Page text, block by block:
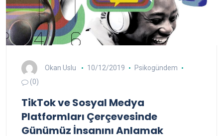
Okan Uslu 10/12/2019
Psikogündem
(0)
TikTok ve Sosyal Medya
Platformları Çerçevesinde
Günümüz İnsanını Anlamak